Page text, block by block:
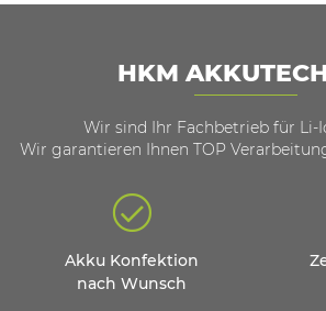
HKM
Wir sind Ihr Fachbetrieb für Li-
Wir garantieren Ihnen TOP
Akku Konfektion
nach Wunsch